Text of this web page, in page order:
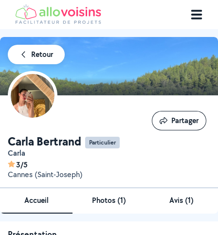
Retour
Carla Bertrand Particulier
Carla
3/5
Cannes (Saint-Joseph)
Partager
Partager
Accueil Photos (1) Avis (1)